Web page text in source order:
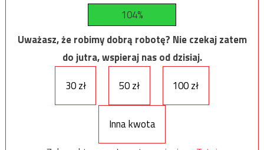
104%
Uważasz, że robimy dobrą robotę? Nie czekaj zatem
do jutra, wspieraj nas od dzisiaj.
30 zł
50 zł 100 zł
Inna kwota